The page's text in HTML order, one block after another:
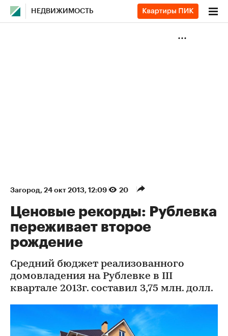
НЕДВИЖИМОСТЬ
Загород⁠, 24 окт 2013, 12:09 20
Ценовые рекорды: Рублевка
переживает второе
рождение
Средний бюджет реализованного
домовладения на Рублевке в III
квартале 2013г. составил 3,75 млн. долл.